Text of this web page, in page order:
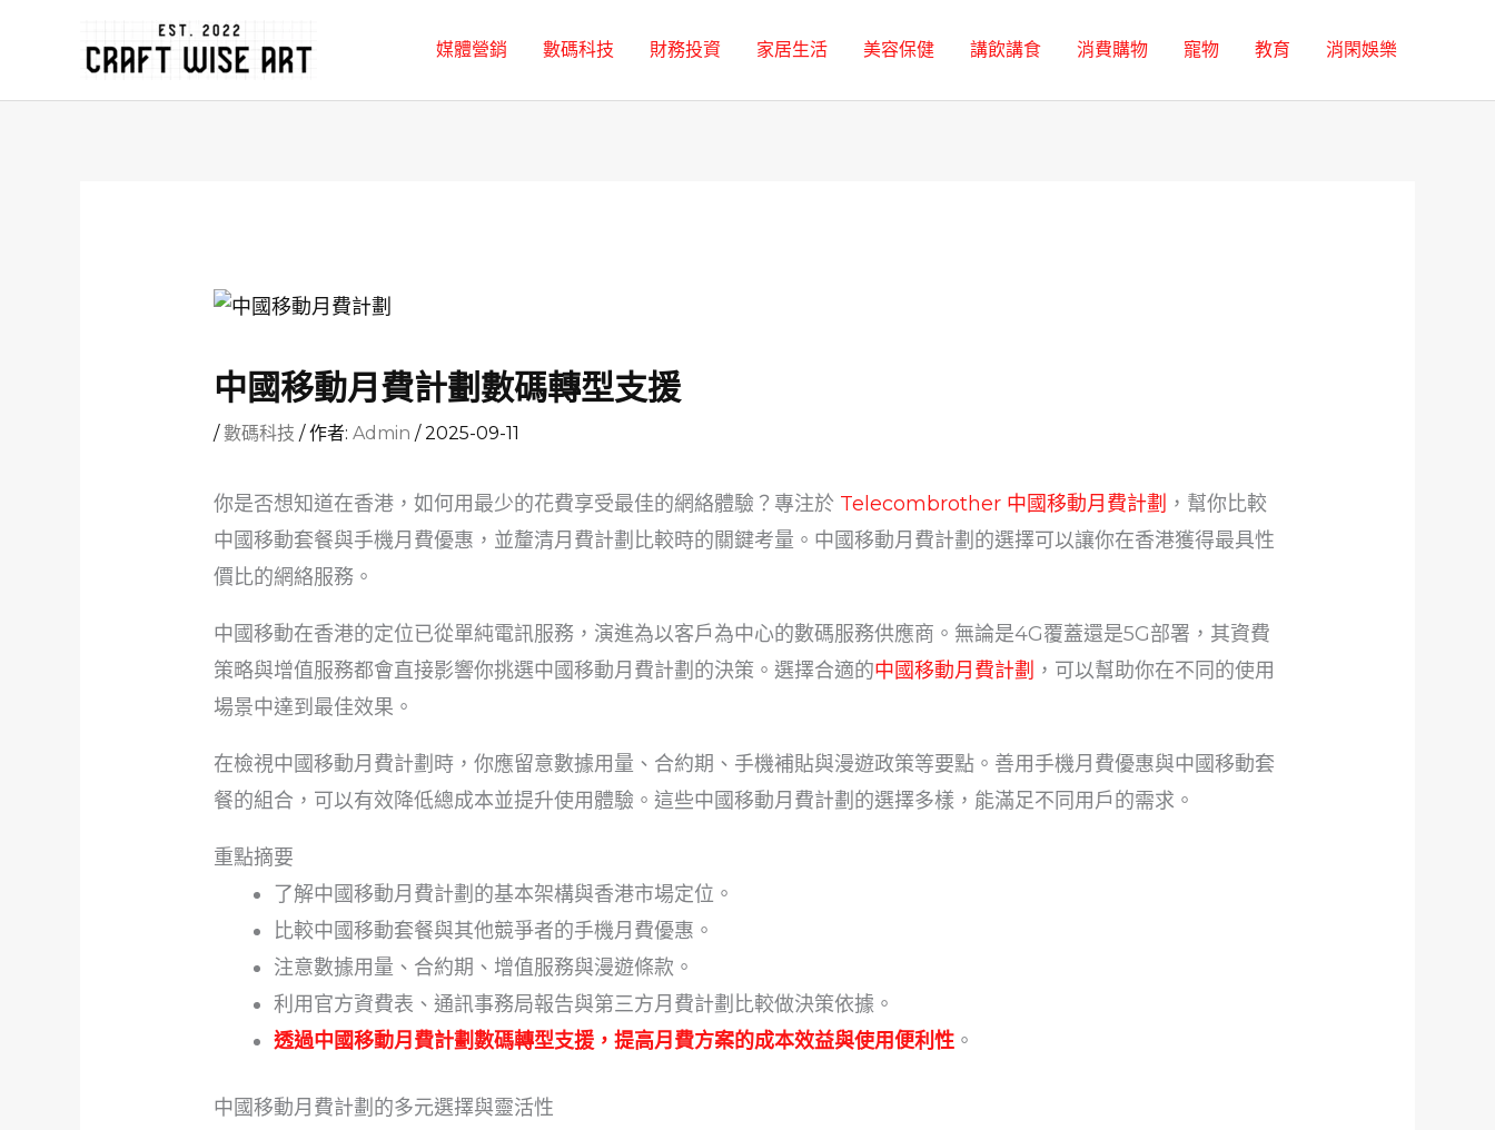
媒體營銷 數碼科技 財務投資 家居生活 美容保健 講飲講食 消費購物 寵物 教育 消閑娛樂
中國移動月費計劃數碼轉型支援
/數碼科技 / 作者:Admin/2025-09-11
你是否想知道在香港，如何用最少的花費享受最佳的網絡體驗？專注於 Telecombrother 中國移動月費計劃 ，幫你比較
中國移動套餐與手機月費優惠，並釐清月費計劃比較時的關鍵考量。中國移動月費計劃的選擇可以讓你在香港獲得最具性
價比的網絡服務。
中國移動在香港的定位已從單純電訊服務，演進為以客戶為中心的數碼服務供應商。無論是4G覆蓋還是5G部署，其資費
策略與增值服務都會直接影響你挑選中國移動月費計劃的決策。選擇合適的中國移動月費計劃 ，可以幫助你在不同的使用
場景中達到最佳效果。
在檢視中國移動月費計劃時，你應留意數據用量、合約期、手機補貼與漫遊政策等要點。善用手機月費優惠與中國移動套
餐的組合，可以有效降低總成本並提升使用體驗。這些中國移動月費計劃的選擇多樣，能滿足不同用戶的需求。
重點摘要
了解中國移動月費計劃的基本架構與香港市場定位。
比較中國移動套餐與其他競爭者的手機月費優惠。
注意數據用量、合約期、增值服務與漫遊條款。
利用官方資費表、通訊事務局報告與第三方月費計劃比較做決策依據。
透過中國移動月費計劃數碼轉型支援，提高月費方案的成本效益與使用便利性 。
中國移動月費計劃的多元選擇與靈活性